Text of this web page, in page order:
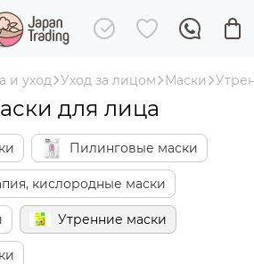
и уход Уход за лицом Маски
для лица
Пилинговые маски
кислородные маски
Утренние маски